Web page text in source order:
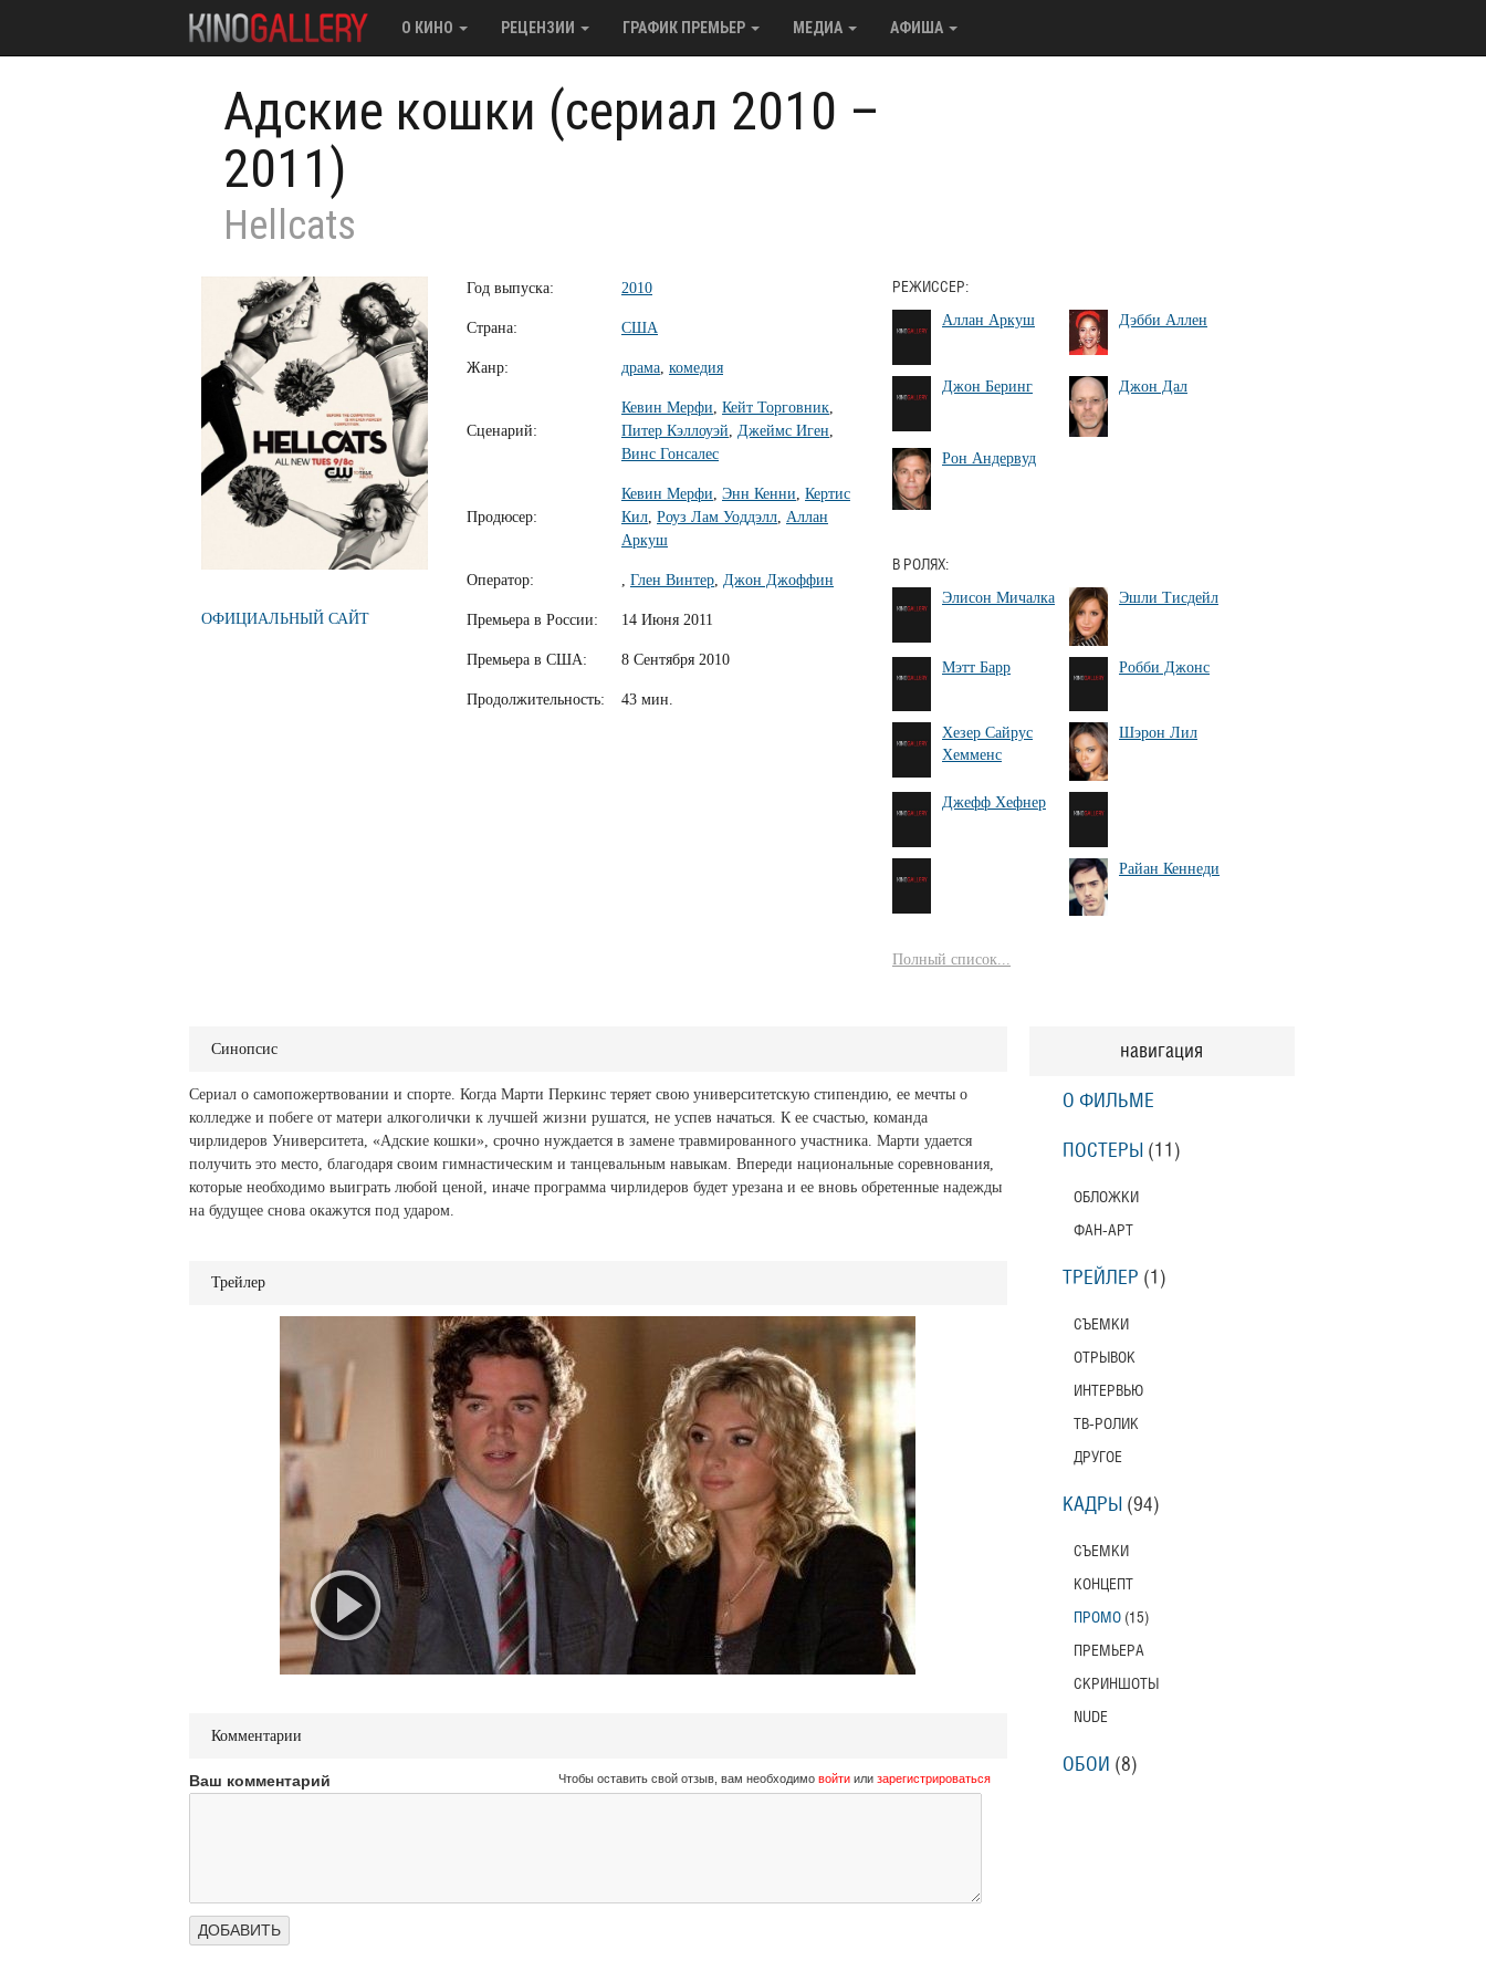
О КИНО РЕЦЕНЗИИ ГРАФИК ПРЕМЬЕР МЕДИА АФИША
Адские кошки (сериал 2010 –
2011)
Hellcats
ОФИЦИАЛЬНЫЙ САЙТ
Год выпуска: 2010
Страна: США
Жанр: драма, комедия
Сценарий:
Кевин Мерфи, Кейт Торговник,
Питер Кэллоуэй, Джеймс Иген,
Винс Гонсалес
Продюсер:
Кевин Мерфи, Энн Кенни, Кертис
Кил, Роуз Лам Уоддэлл, Аллан
Аркуш
Оператор: , Глен Винтер, Джон Джоффин
Премьера в России: 14 Июня 2011
Премьера в США: 8 Сентября 2010
Продолжительность: 43 мин.
РЕЖИССЕР:
Аллан Аркуш Дэбби Аллен
Джон Беринг Джон Дал
Рон Андервуд
В РОЛЯХ:
Элисон Мичалка Эшли Тисдейл
Мэтт Барр Робби Джонс
Хезер Сайрус
Хемменс
Шэрон Лил
Джефф Хефнер
Райан Кеннеди
Полный список...
Синопсис
Сериал о самопожертвовании и спорте. Когда Марти Перкинс теряет свою университетскую стипендию, ее мечты о
колледже и побеге от матери алкоголички к лучшей жизни рушатся, не успев начаться. К ее счастью, команда
чирлидеров Университета, «Адские кошки», срочно нуждается в замене травмированного участника. Марти удается
получить это место, благодаря своим гимнастическим и танцевальным навыкам. Впереди национальные соревнования,
которые необходимо выиграть любой ценой, иначе программа чирлидеров будет урезана и ее вновь обретенные надежды
на будущее снова окажутся под ударом.
Трейлер
Комментарии
Ваш комментарий Чтобы оставить свой отзыв, вам необходимо войтиили зарегистрироваться
навигация
О ФИЛЬМЕ
ПОСТЕРЫ (11)
ОБЛОЖКИ
ФАН-АРТ
ТРЕЙЛЕР (1)
СЪЕМКИ
ОТРЫВОК
ИНТЕРВЬЮ
ТВ-РОЛИК
ДРУГОЕ
КАДРЫ (94)
СЪЕМКИ
КОНЦЕПТ
ПРОМО (15)
ПРЕМЬЕРА
СКРИНШОТЫ
NUDE
ОБОИ (8)